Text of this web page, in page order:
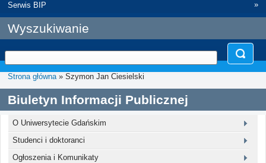
Serwis BIP
»
Wyszukiwanie
Strona główna» Szymon Jan Ciesielski
Biuletyn Informacji Publicznej
O Uniwersytecie Gdańskim
Studenci i doktoranci
Ogłoszenia i Komunikaty